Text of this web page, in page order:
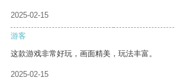
2025-02-15
游客
这款游戏非常好玩，画面精美，玩法丰富。
2025-02-15